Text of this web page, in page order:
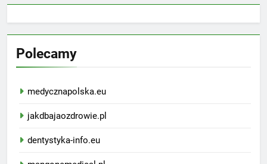
Polecamy
medycznapolska.eu
jakdbajaozdrowie.pl
dentystyka-info.eu